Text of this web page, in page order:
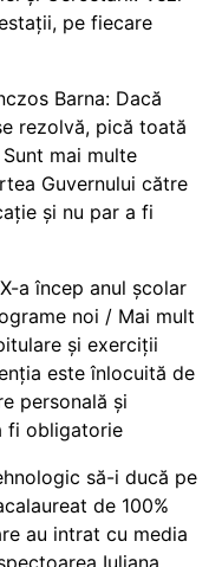
pe fiecare
Barna: Dacă
rezolvă, pică toată
mai multe
Guvernului către
și nu par a fi
a încep anul școlar
noi / Mai mult
și exerciții
este înlocuită de
personală și
fi obligatorie
să-i ducă pe
de 100%
au intrat cu media
Iuliana